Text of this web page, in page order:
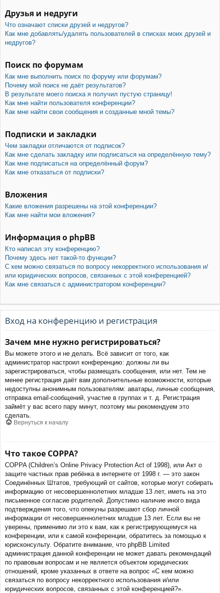
Друзья и недруги
Что означают списки друзей и недругов?
Как мне добавлять/удалять пользователей в списках моих друзей и
недругов?
Поиск по форумам
Как мне выполнить поиск по форуму или форумам?
Почему мой поиск не даёт результатов?
В результате моего поиска я получил пустую страницу!
Как мне найти пользователя конференции?
Как мне найти свои сообщения и созданные мной темы?
Подписки и закладки
Чем закладки отличаются от подписок?
Как мне сделать закладку или подписаться на определённую тему?
Как мне подписаться на определённый форум?
Как мне отказаться от подписки?
Вложения
Какие вложения разрешены на этой конференции?
Как мне найти мои вложения?
Информация о phpBB
Кто написал эту конференцию?
Почему здесь нет такой-то функции?
С кем можно связаться по вопросу некорректного использования и/
или юридических вопросов, связанных с этой конференцией?
Как мне связаться с администратором конференции?
Вход на конференцию и регистрация
Зачем мне нужно регистрироваться?
Вы можете этого и не делать. Всё зависит от того, как
администратор настроил конференцию: должны ли вы
зарегистрироваться, чтобы размещать сообщения, или нет. Тем не
менее регистрация даёт вам дополнительные возможности, которые
недоступны анонимным пользователям: аватары, личные сообщения,
отправка email-сообщений, участие в группах и т. д. Регистрация
займёт у вас всего пару минут, поэтому мы рекомендуем это
сделать.
Вернуться к началу
Что такое COPPA?
COPPA (Children’s Online Privacy Protection Act of 1998), или Акт о
защите частных прав ребёнка в интернете от 1998 г. — это закон
Соединённых Штатов, требующий от сайтов, которые могут собирать
информацию от несовершеннолетних младше 13 лет, иметь на это
письменное согласие родителей. Допустимо наличие иного вида
подтверждения того, что опекуны разрешают сбор личной
информации от несовершеннолетних младше 13 лет. Если вы не
уверены, применимо ли это к вам, как к регистрирующемуся на
конференции, или к самой конференции, обратитесь за помощью к
юрисконсульту. Обратите внимание, что phpBB Limited
администрация данной конференции не может давать рекомендаций
по правовым вопросам и не является объектом юридических
отношений, кроме указанных в ответе на вопрос «С кем можно
связаться по вопросу некорректного использования и/или
юридических вопросов, связанных с этой конференцией?».